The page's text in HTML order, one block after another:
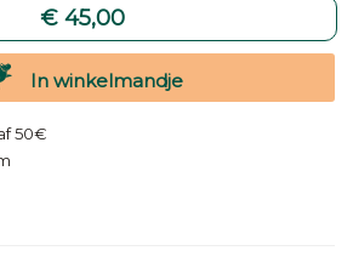
€ 45,00
In winkelmandje
50€